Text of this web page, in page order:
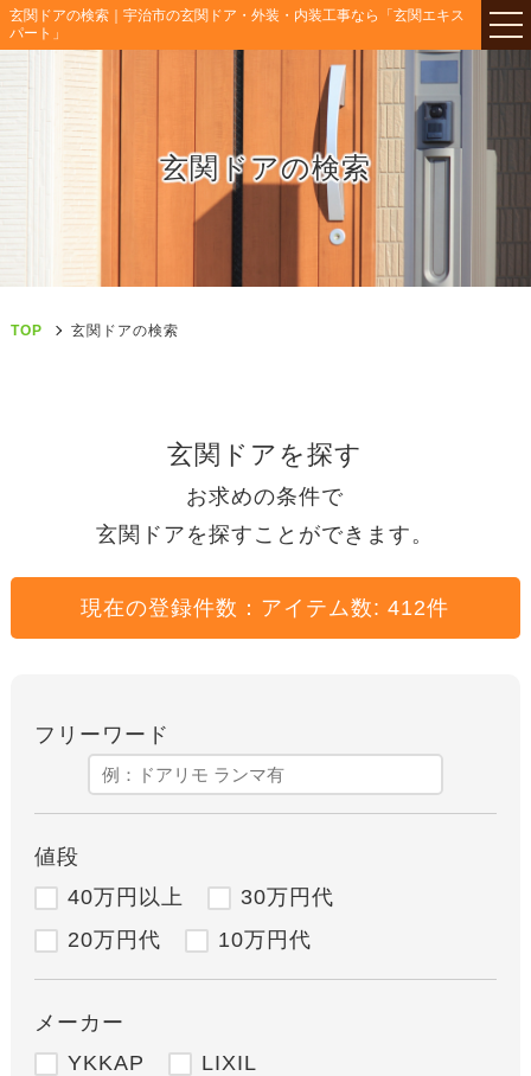
玄関ドアの検索｜宇治市の玄関ドア・外装・内装工事なら「玄関エキス
パート」
玄関ドアの検索
TOP 玄関ドアの検索
玄関ドアを探す
お求めの条件で
玄関ドアを探すことができます。
現在の登録件数： アイテム数: 412件
フリーワード
値段
40万円以上
30万円代
20万円代
10万円代
メーカー
YKKAP
LIXIL